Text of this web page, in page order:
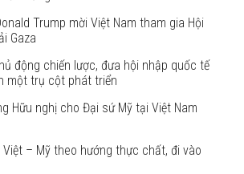
Trump mời Việt Nam tham gia Hội
Gaza
động chiến lược, đưa hội nhập quốc tế
một trụ cột phát triển
Hữu nghị cho Đại sứ Mỹ tại Việt Nam
Việt – Mỹ theo hướng thực chất, đi vào